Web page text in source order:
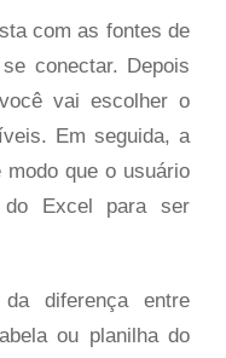
com as fontes de
conectar. Depois
vai escolher o
Em seguida, a
modo que o usuário
Excel para ser
diferença entre
ou planilha do